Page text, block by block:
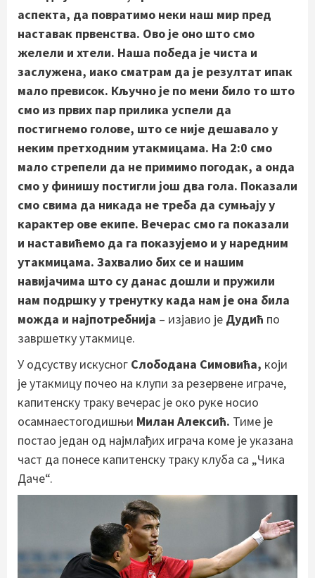
аспекта, да повратимо неки наш мир пред
наставак првенства. Ово је оно што смо
желели и хтели. Наша победа је чиста и
заслужена, иако сматрам да је резултат ипак
мало превисок. Кључно је по мени било то што
смо из првих пар прилика успели да
постигнемо голове, што се није дешавало у
неким претходним утакмицама. На 2:0 смо
мало стрепели да не примимо погодак, а онда
смо у финишу постигли још два гола. Показали
смо свима да никада не треба да сумњају у
карактер ове екипе. Вечерас смо га показали
и наставићемо да га показујемо и у наредним
утакмицама. Захвалио бих се и нашим
навијачима што су данас дошли и пружили
нам подршку у тренутку када нам је она била
можда и најпотребнија – изјавио је Дудић по
завршетку утакмице.
У одсуству искусног Слободана Симовића, који
је утакмицу почео на клупи за резервене играче,
капитенску траку вечерас је око руке носио
осамнаестогодишњи Милан Алексић. Тиме је
постао један од најмлађих играча коме је указана
част да понесе капитенску траку клуба са „Чика
Даче“.